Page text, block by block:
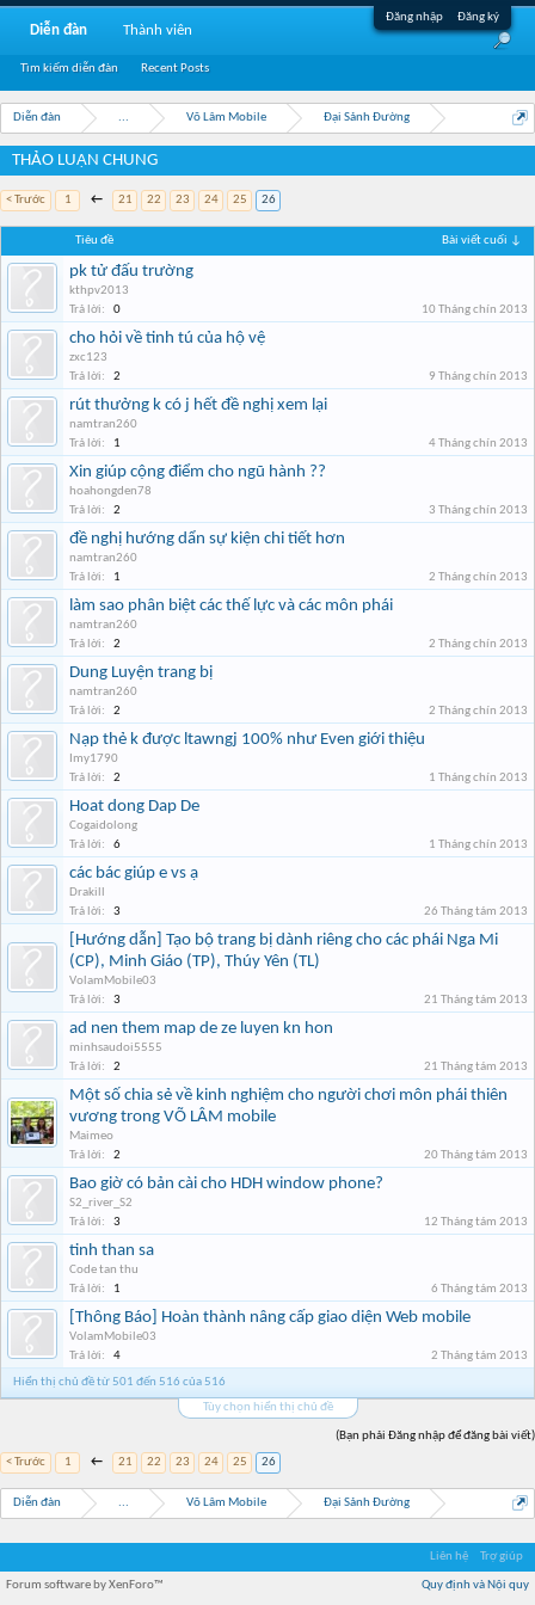
Đăng nhập Đăng ký
Diễn đàn ... Võ Lâm Mobile Đại Sảnh Đường
THẢO LUẬN CHUNG
< Trước 1 ← 21 22 23 24 25 26
Tiêu đề Bài viết cuối ↓
pk tử đấu trường
kthpv2013
Trả lời:
0 10 Tháng chín 2013
cho hỏi về tinh tú của hộ vệ
zxc123
Trả lời:
2 9 Tháng chín 2013
rút thưởng k có j hết đề nghị xem lại
namtran260
Trả lời:
1 4 Tháng chín 2013
Xin giúp cộng điểm cho ngũ hành ??
hoahongden78
Trả lời:
2 3 Tháng chín 2013
đề nghị hướng dẩn sự kiện chi tiết hơn
namtran260
Trả lời:
1 2 Tháng chín 2013
làm sao phân biệt các thế lực và các môn phái
namtran260
Trả lời:
2 2 Tháng chín 2013
Dung Luyện trang bị
namtran260
Trả lời:
2 2 Tháng chín 2013
Nạp thẻ k được ltawngj 100% như Even giới thiệu
Imy1790
Trả lời:
2 1 Tháng chín 2013
Hoat dong Dap De
Cogaidolong
Trả lời:
6 1 Tháng chín 2013
các bác giúp e vs ạ
Drakill
Trả lời:
3 26 Tháng tám 2013
[Hướng dẫn] Tạo bộ trang bị dành riêng cho các phái Nga Mi
(CP), Minh Giáo (TP), Thúy Yên (TL)
VolamMobile03
Trả lời:
3 21 Tháng tám 2013
ad nen them map de ze luyen kn hon
minhsaudoi5555
Trả lời:
2 21 Tháng tám 2013
Một số chia sẻ về kinh nghiệm cho người chơi môn phái thiên
vương trong VÕ LÂM mobile
Maimeo
Trả lời:
2 20 Tháng tám 2013
Bao giờ có bản cài cho HDH window phone?
S2_river_S2
Trả lời:
3 12 Tháng tám 2013
tinh than sa
Code tan thu
Trả lời:
1 6 Tháng tám 2013
[Thông Báo] Hoàn thành nâng cấp giao diện Web mobile
VolamMobile03
Trả lời:
4
2 Tháng tám 2013
Hiển thị chủ đề từ 501 đến 516 của 516
Tùy chọn hiển thị chủ đề
(Bạn phải Đăng nhập để đăng bài viết)
< Trước
1 ← 21 22 23 24 25 26
Diễn đàn ... Võ Lâm Mobile Đại Sảnh Đường
Diễn đàn
Tìm kiếm diễn đàn Recent Posts
Thành viên
Liên hệ Trợ giúp
Quy định và Nội quy
Forum software by XenForo™